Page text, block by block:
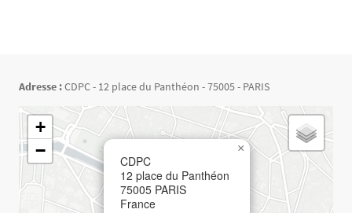
Adresse :CDPC - 12 place du Panthéon - 75005 - PARIS
Géolocalisation
CDPC
12 place du Panthéon
75005 PARIS
France
×
+
−